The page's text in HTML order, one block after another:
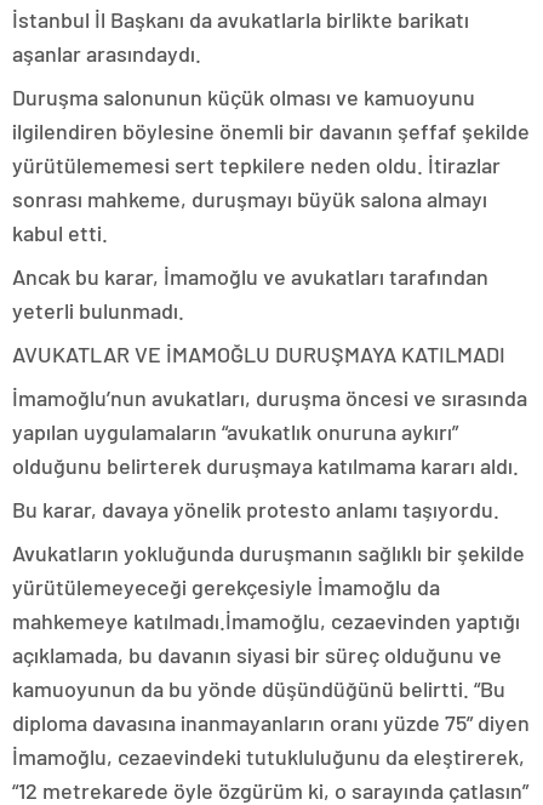
İstanbul İl Başkanı da avukatlarla birlikte barikatı
aşanlar arasındaydı.
Duruşma salonunun küçük olması ve kamuoyunu
ilgilendiren böylesine önemli bir davanın şeffaf şekilde
yürütülememesi sert tepkilere neden oldu. İtirazlar
sonrası mahkeme, duruşmayı büyük salona almayı
kabul etti.
Ancak bu karar, İmamoğlu ve avukatları tarafından
yeterli bulunmadı.
AVUKATLAR VE İMAMOĞLU DURUŞMAYA KATILMADI
İmamoğlu’nun avukatları, duruşma öncesi ve sırasında
yapılan uygulamaların “avukatlık onuruna aykırı”
olduğunu belirterek duruşmaya katılmama kararı aldı.
Bu karar, davaya yönelik protesto anlamı taşıyordu.
Avukatların yokluğunda duruşmanın sağlıklı bir şekilde
yürütülemeyeceği gerekçesiyle İmamoğlu da
mahkemeye katılmadı.İmamoğlu, cezaevinden yaptığı
açıklamada, bu davanın siyasi bir süreç olduğunu ve
kamuoyunun da bu yönde düşündüğünü belirtti. “Bu
diploma davasına inanmayanların oranı yüzde 75” diyen
İmamoğlu, cezaevindeki tutukluluğunu da eleştirerek,
“12 metrekarede öyle özgürüm ki, o sarayında çatlasın”